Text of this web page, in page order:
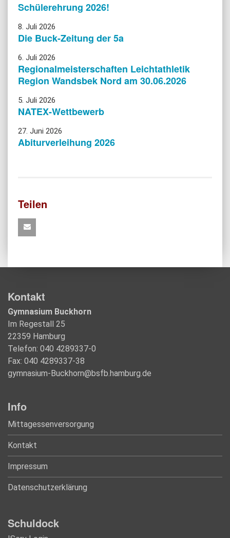
Schülerehrung 2026!
8. Juli 2026
Die Buck-Zeitung der 5a
6. Juli 2026
Regionalmeisterschaften Leichtathletik
Region Wandsbek Nord am 30.06.2026
5. Juli 2026
NATEX-Wettbewerb
27. Juni 2026
Abiturverleihung 2026
Teilen
Kontakt
Gymnasium Buckhorn
Im Regestall 25
22359 Hamburg
Telefon: 040 4289337-0
Fax: 040 4289337-38
gymnasium-Buckhorn@bsfb.hamburg.de
Info
Mittagessenversorgung
Kontakt
Impressum
Datenschutzerklärung
Schuldock